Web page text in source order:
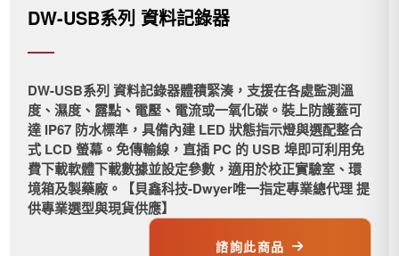
DW-USB系列 資料記錄器
DW-USB系列 資料記錄器體積緊湊，支援在各處監測溫
度、濕度、露點、電壓、電流或一氧化碳。裝上防護蓋可
達 IP67 防水標準，具備內建 LED 狀態指示燈與選配整合
式 LCD 螢幕。免傳輸線，直插 PC 的 USB 埠即可利用免
費下載軟體下載數據並設定參數，適用於校正實驗室、環
境箱及製藥廠。【貝鑫科技-Dwyer唯一指定專業總代理 提
供專業選型與現貨供應】
諮詢此商品